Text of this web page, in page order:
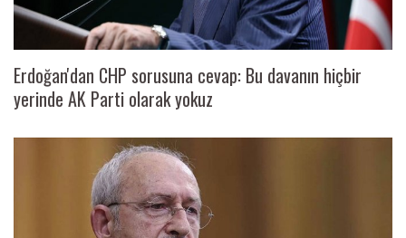
Erdoğan'dan CHP sorusuna cevap: Bu davanın hiçbir
yerinde AK Parti olarak yokuz